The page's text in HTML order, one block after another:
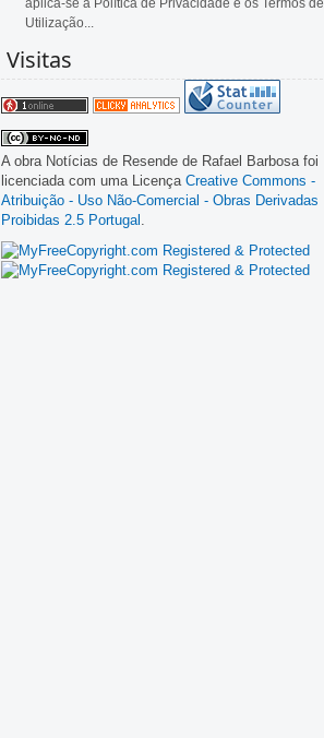
aplica-se a Política de Privacidade e os Termos de
Utilização...
Visitas
A obra Notícias de Resende de Rafael Barbosa foi
licenciada com uma Licença Creative Commons -
Atribuição - Uso Não-Comercial - Obras Derivadas
Proibidas 2.5 Portugal